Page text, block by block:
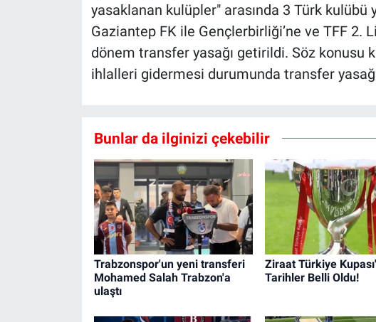
yasaklanan kulüpler" arasında 3 Türk kulübü
Gaziantep FK ile Gençlerbirliği’ne ve TFF 2.
dönem transfer yasağı getirildi. Söz konusu
ihlalleri gidermesi durumunda transfer
Bunlar da ilginizi çekebilir
Trabzonspor'un yeni transferi
Mohamed Salah Trabzon'a
ulaştı
Ziraat Türkiye
Tarihler Belli Oldu!